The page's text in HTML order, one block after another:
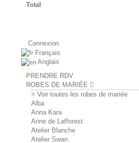
Total
Connexion
Français
Anglais
PRENDRE RDV
ROBES DE MARIÉE
> Voir toutes les robes de mariée
Alba
Anna Kara
Anne de Lafforest
Atelier Blanche
Atelier Swan